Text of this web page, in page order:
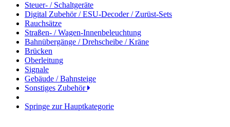
Steuer- / Schaltgeräte
Digital Zubehör / ESU-Decoder / Zurüst-Sets
Rauchsätze
Straßen- / Wagen-Innenbeleuchtung
Bahnübergänge / Drehscheibe / Kräne
Brücken
Oberleitung
Signale
Gebäude / Bahnsteige
Sonstiges Zubehör
Springe zur Hauptkategorie